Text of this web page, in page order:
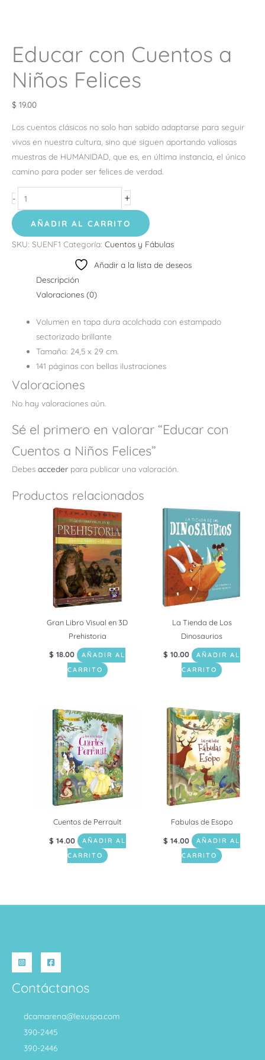
Educar con Cuentos a
Niños Felices
$ 19.00
Los cuentos clásicos no solo han sabido adaptarse para seguir
vivos en nuestra cultura, sino que siguen aportando valiosas
muestras de HUMANIDAD, que es, en última instancia, el único
camino para poder ser felices de verdad.
- +
AÑADIR AL CARRITO
SKU: SUENF1 Categoría: Cuentos y Fábulas
Añadir a la lista de deseos
Descripción
Valoraciones (0)
Volumen en tapa dura acolchada con estampado
sectorizado brillante
Tamaño: 24,5 x 29 cm.
141 páginas con bellas ilustraciones
Valoraciones
No hay valoraciones aún.
Sé el primero en valorar “Educar con
Cuentos a Niños Felices”
Debes acceder para publicar una valoración.
Productos relacionados
Gran Libro Visual en 3D
Prehistoria
$ 18.00
AÑADIR AL
CARRITO
La Tienda de Los
Dinosaurios
$ 10.00
AÑADIR AL
CARRITO
Cuentos de Perrault
$ 14.00
AÑADIR AL
CARRITO
Fabulas de Esopo
$ 14.00
AÑADIR AL
CARRITO
Contáctanos
dcamarena@lexuspa.com
390-2445
390-2446